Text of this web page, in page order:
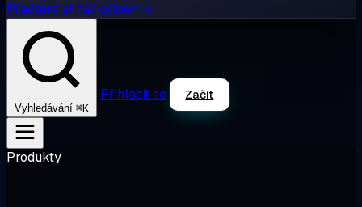
Přečtěte si náš příběh →
Vyhledávání ⌘K
Přihlásit se Začít
Produkty